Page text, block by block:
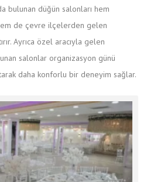
bulunan düğün salonları hem
de çevre ilçelerden gelen
Ayrıca özel aracıyla gelen
salonlar organizasyon günü
daha konforlu bir deneyim sağlar.